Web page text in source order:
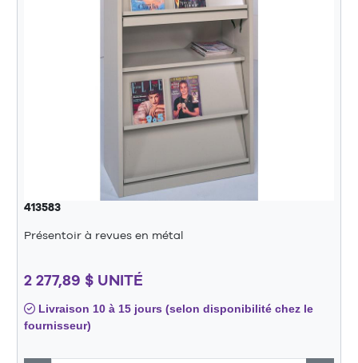
413583
Présentoir à revues en métal
2 277,89 $ UNITÉ
Livraison 10 à 15 jours (selon disponibilité chez le
fournisseur)